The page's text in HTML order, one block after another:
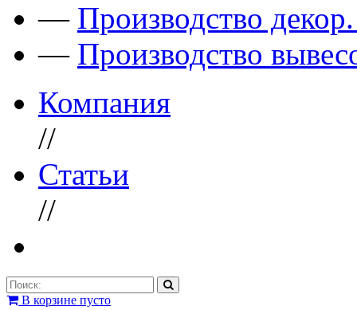
— Производство
— Производство
Компания
//
Статьи
//
В корзине пусто